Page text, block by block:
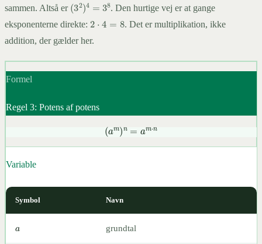
sammen. Altså er (32)4 38. Den hurtige vej er at gange
eksponenterne direkte:
. Det er multiplikation, ikke
addition, der gælder her.
Formel
Regel 3: Potens af potens
(am)n=am⋅n
Variable
Symbol Navn
a
grundtal